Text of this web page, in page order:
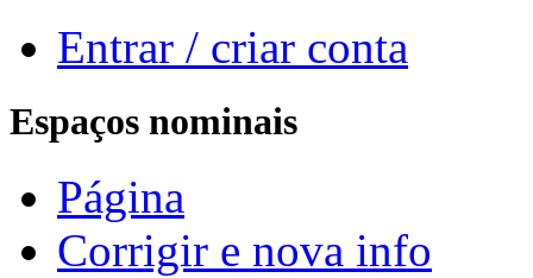
Entrar / criar conta
Espaços nominais
Página
Corrigir e nova info